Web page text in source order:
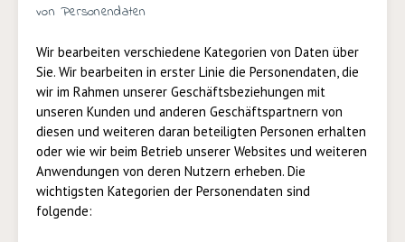
von Personendaten
Wir bearbeiten verschiedene Kategorien von Daten über
Sie. Wir bearbeiten in erster Linie die Personendaten, die
wir im Rahmen unserer Geschäftsbeziehungen mit
unseren Kunden und anderen Geschäftspartnern von
diesen und weiteren daran beteiligten Personen erhalten
oder wie wir beim Betrieb unserer Websites und weiteren
Anwendungen von deren Nutzern erheben. Die
wichtigsten Kategorien der Personendaten sind
folgende: